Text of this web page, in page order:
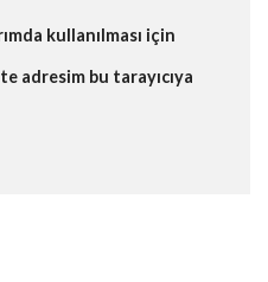
kullanılması için
adresim bu tarayıcıya